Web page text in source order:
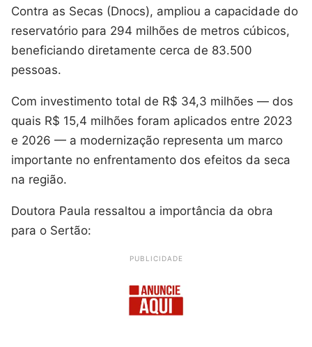
Contra as Secas (Dnocs), ampliou a capacidade do
reservatório para 294 milhões de metros cúbicos,
beneficiando diretamente cerca de 83.500
pessoas.
Com investimento total de R$ 34,3 milhões — dos
quais R$ 15,4 milhões foram aplicados entre 2023
e 2026 — a modernização representa um marco
importante no enfrentamento dos efeitos da seca
na região.
Doutora Paula ressaltou a importância da obra
para o Sertão:
PUBLICIDADE